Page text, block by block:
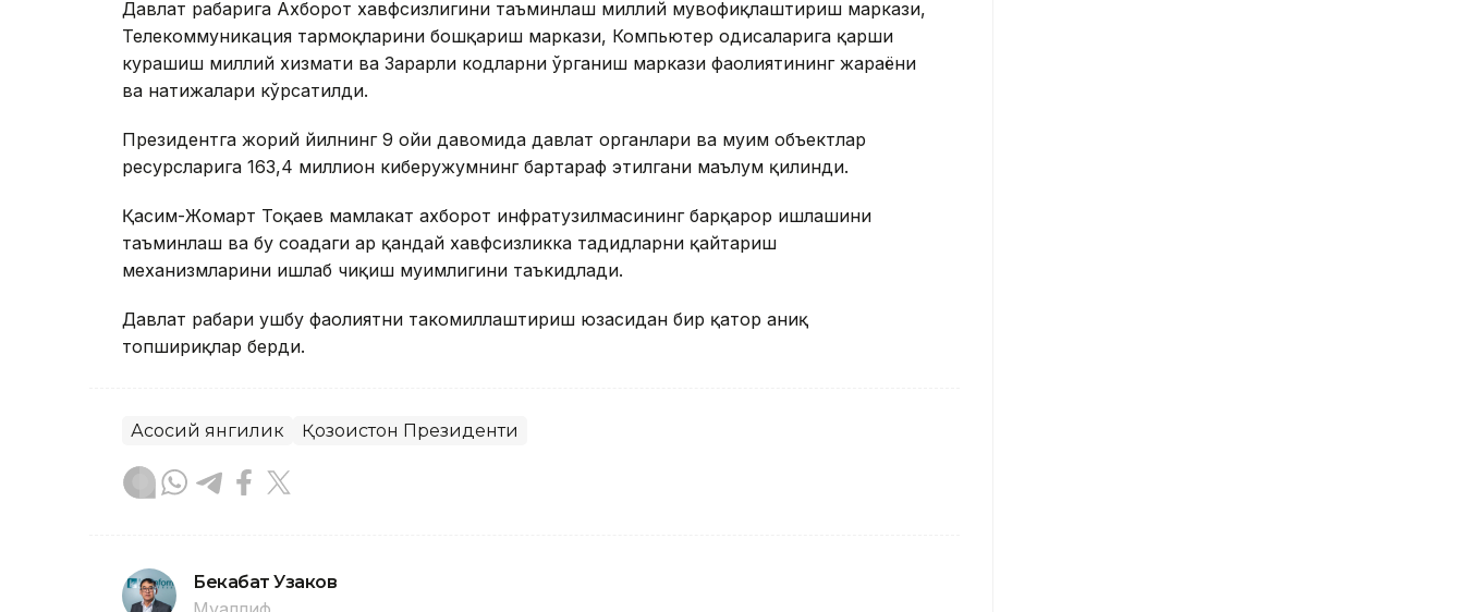
Давлат раҳбарига Ахборот хавфсизлигини таъминлаш миллий мувофиқлаштириш маркази,
Телекоммуникация тармоқларини бошқариш маркази, Компьютер ҳодисаларига қарши
курашиш миллий хизмати ва Зарарли кодларни ўрганиш маркази фаолиятининг жараёни
ва натижалари кўрсатилди.
Президентга жорий йилнинг 9 ойи давомида давлат органлари ва муҳим объектлар
ресурсларига 163,4 миллион киберҳужумнинг бартараф этилгани маълум қилинди.
Қасим-Жомарт Тоқаев мамлакат ахборот инфратузилмасининг барқарор ишлашини
таъминлаш ва бу соҳадаги ҳар қандай хавфсизликка таҳдидларни қайтариш
механизмларини ишлаб чиқиш муҳимлигини таъкидлади.
Давлат раҳбари ушбу фаолиятни такомиллаштириш юзасидан бир қатор аниқ
топшириқлар берди.
Асосий янгилик Қозоғистон Президенти
Бекабат Узаков